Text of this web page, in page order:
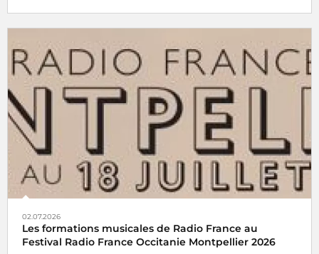
02.07.2026
Les formations musicales de Radio France au
Festival Radio France Occitanie Montpellier 2026